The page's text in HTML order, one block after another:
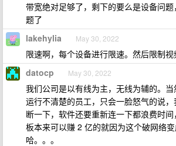
带宽绝对足够了，剩下的要么是设备问
题了
lakehylia May 30, 2022
限速啊，每个设备进行限速。然后限制视
datocp May 30, 2022
我们公司是以有线为主，无线为辅的。
运行不清楚的员工，只会一脸怒气的说
断一下，软件还要重新连一下都浪费时
板本来可以赚 2 亿的就因为这个破网络
哈。。。